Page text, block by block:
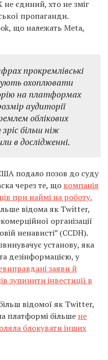
єдиний, хто не зміг
пропаганди.
що належать Meta,
прокремлівські
охоплювати
на платформах
аудиторії
облікових
більш ніж
в дослідженні.
подало позов до суду
через те, що компанія
при наймі на роботу.
відома як Twitter,
організації
ненависті” (CCDH).
установу, яка
дезінформацією, у
заяви й
зупинити інвестиції в
відомої як Twitter,
платформі більше не
блокувати інших